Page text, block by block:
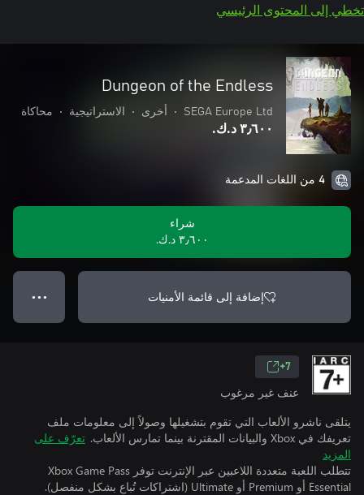
تخطي إلى المحتوى الرئيسي
Dungeon of the Endless
SEGA Europe Ltd
• أخرى • الاستراتيجية • محاكاة
٣٫٦٠٠ د.ك.‏
4 من اللغات المدعمة
شراء
٣٫٦٠٠ د.ك.‏
إضافة إلى قائمة الأمنيات ● ● ●
7+
عنف غير مرغوب
يتلقى ناشرو الألعاب التي تقوم بتشغيلها وصولاً إلى معلومات ملف
تعريفك في Xbox والبيانات المقترنة بينما تمارس الألعاب.
تعرّف على
المزيد
تتطلب اللعبة متعددة اللاعبين عبر الإنترنت توفر Xbox Game Pass
Essential أو Premium أو Ultimate (اشتراكات تُباع بشكل منفصل).